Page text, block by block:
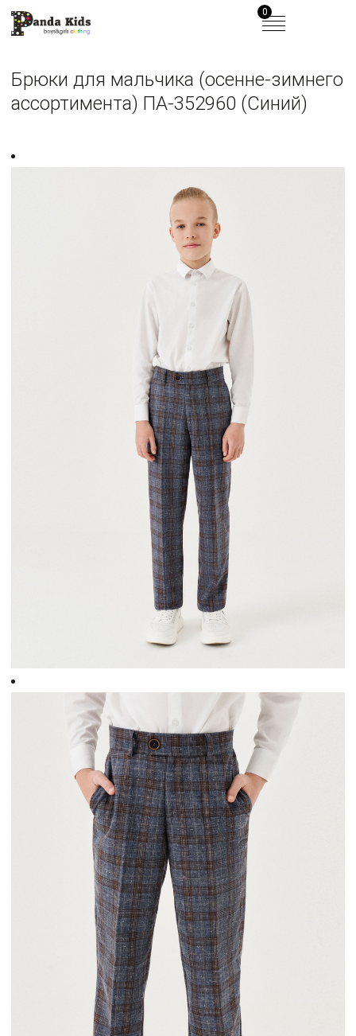
0
Брюки для мальчика (осенне-зимнего
ассортимента) ПА-352960 (Синий)